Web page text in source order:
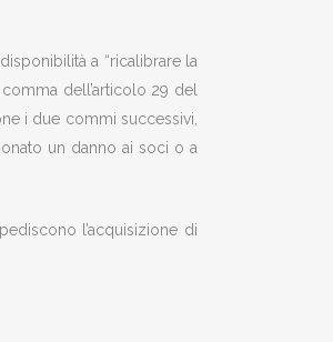
a “ricalibrare la
dell’articolo 29 del
i due commi successivi,
un danno ai soci o a
l’acquisizione di